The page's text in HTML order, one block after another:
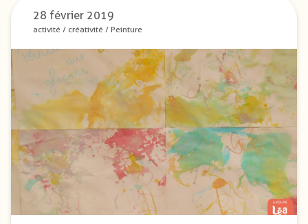
28 février 2019
activité / créativité / Peinture